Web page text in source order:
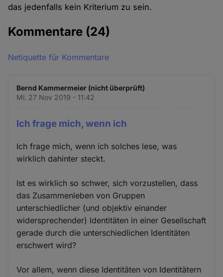
das jedenfalls kein Kriterium zu sein.
Kommentare (24)
Netiquette für Kommentare
Bernd Kammermeier (nicht überprüft)
Mi. 27 Nov 2019 - 11:42
Ich frage mich, wenn ich
Ich frage mich, wenn ich solches lese, was
wirklich dahinter steckt.
Ist es wirklich so schwer, sich vorzustellen, dass
das Zusammenleben von Gruppen
unterschiedlicher (und objektiv einander
widersprechender) Identitäten in einer Gesellschaft
gerade durch die unterschiedlichen Identitäten
erschwert wird?
Vor allem, wenn diese Identitäten von Identitätern